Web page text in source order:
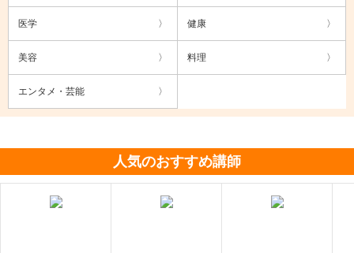
医学 健康
美容 料理
エンタメ・芸能
人気のおすすめ講師